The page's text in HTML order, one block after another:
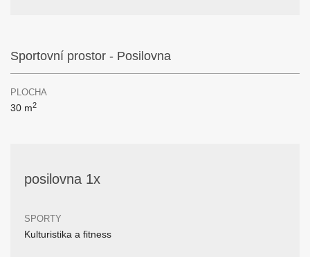
Sportovní prostor - Posilovna
PLOCHA
30 m2
posilovna 1x
SPORTY
Kulturistika a fitness